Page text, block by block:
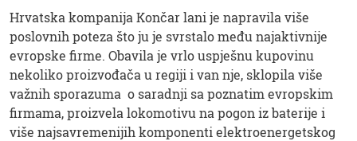
Hrvatska kompanija Končar lani je napravila više
poslovnih poteza što ju je svrstalo među najaktivnije
evropske firme. Obavila je vrlo uspješnu kupovinu
nekoliko proizvođača u regiji i van nje, sklopila više
važnih sporazuma o saradnji sa poznatim evropskim
firmama, proizvela lokomotivu na pogon iz baterije i
više najsavremenijih komponenti elektroenergetskog